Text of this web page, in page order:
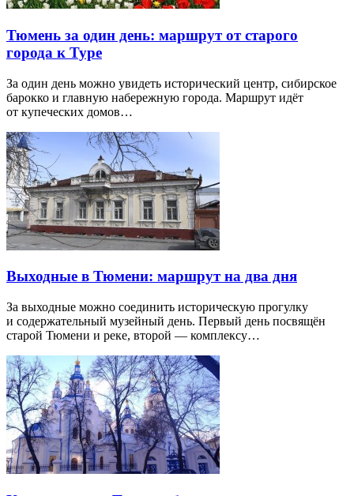
Тюмень за один день: маршрут от старого
города к Туре
За один день можно увидеть исторический центр, сибирское
барокко и главную набережную города. Маршрут идёт
от купеческих домов…
Выходные в Тюмени: маршрут на два дня
За выходные можно соединить историческую прогулку
и содержательный музейный день. Первый день посвящён
старой Тюмени и реке, второй — комплексу…